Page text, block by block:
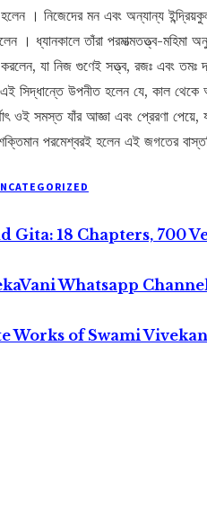
। নিজেদের মন এবং অন্যান্য
। ধ্যানকালে তাঁরা পরমাত্মতত্ত্ব-
করলেন, যা নিজ গুণেই সত্ত্ব, রজঃ এবং তমঃ
সিদ্ধান্তে উপনীত হলেন যে, কাল থেকে
ওই সমস্ত যাঁর আজ্ঞা এবং প্রেরণা
পরমেশ্বরই হলেন এই জগতের
Gita: 18 Chapters, 700
Whatsapp
Works of Swami